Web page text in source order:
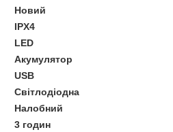
Новий
IPX4
LED
Акумулятор
USB
Світлодіодна
Налобний
3 годин